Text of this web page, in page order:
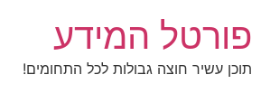
לתוכן
פורטל המידע
תוכן עשיר חוצה גבולות לכל התחומים!